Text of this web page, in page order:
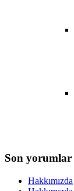
Son yorumlar
Hakkımızda